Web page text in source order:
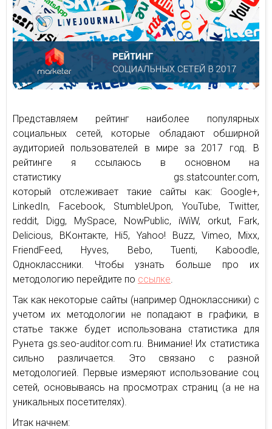
Представляем рейтинг наиболее популярных
социальных сетей, которые обладают обширной
аудиторией пользователей в мире за 2017 год. В
рейтинге я ссылаюсь в основном на
статистику gs.statcounter.com,
который отслеживает такие сайты как: Google+,
LinkedIn, Facebook, StumbleUpon, YouTube, Twitter,
reddit, Digg, MySpace, NowPublic, iWiW, orkut, Fark,
Delicious, ВКонтакте, Hi5, Yahoo! Buzz, Vimeo, Mixx,
FriendFeed, Hyves, Bebo, Tuenti, Kaboodle,
Одноклассники. Чтобы узнать больше про их
методологию перейдите по ссылке.
Так как некоторые сайты (например Одноклассники) с
учетом их методологии не попадают в графики, в
статье также будет использована статистика для
Рунета gs.seo-auditor.com.ru. Внимание! Их статистика
сильно различается. Это связано с разной
методологией. Первые измеряют использование соц
сетей, основываясь на просмотрах страниц (а не на
уникальных посетителях).
Итак начнем: